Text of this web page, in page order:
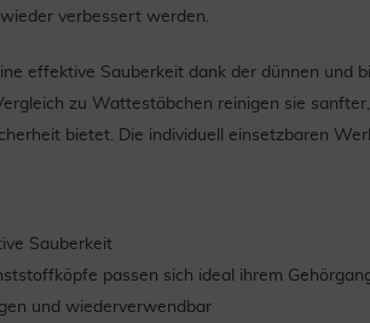
verbessert werden.
effektive Sauberkeit dank der dünnen und
zu Wattestäbchen reinigen sie
bietet. Die individuell einsetzbaren
Sauberkeit
passen sich ideal ihrem
und wiederverwendbar